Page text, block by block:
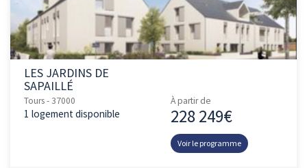
LES JARDINS DE
SAPAILLÉ
Tours - 37000
1 logement disponible
À partir de
228 249€
Voir le programme